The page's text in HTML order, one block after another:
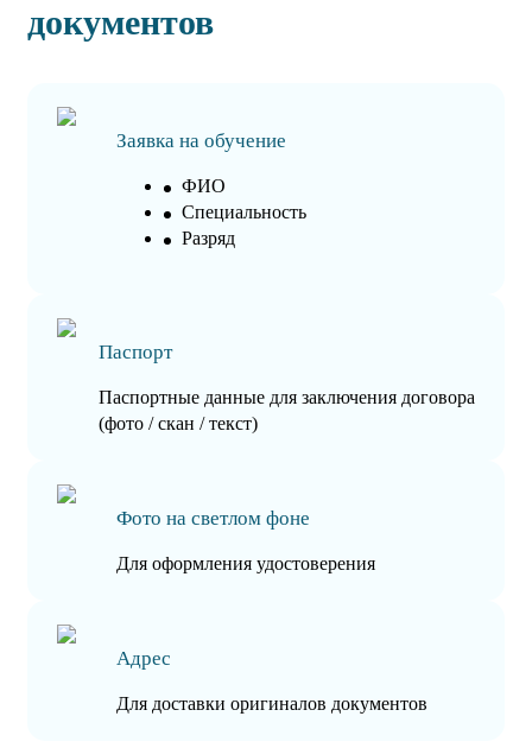
документов
Заявка на обучение
ФИО
Специальность
Разряд
Паспорт
Паспортные данные для заключения договора
(фото / скан / текст)
Фото на светлом фоне
Для оформления удостоверения
Адрес
Для доставки оригиналов документов